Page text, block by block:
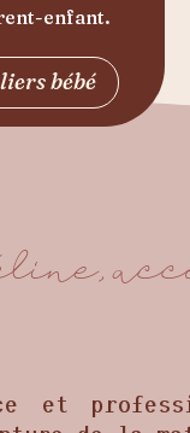
enfant.
bébé
et